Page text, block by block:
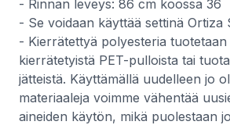
- Rinnan leveys: 86 cm koossa 36
- Se voidaan käyttää settinä Ortiza
- Kierrätettyä polyesteria tuotetaan
kierrätetyistä PET-pulloista tai
jätteistä. Käyttämällä uudelleen jo
materiaaleja voimme vähentää
aineiden käytön, mikä puolestaan